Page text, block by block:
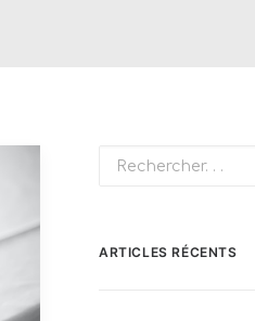
ARTICLES RÉCENTS